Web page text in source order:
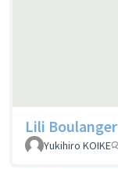
Lili Boulanger
Yukihiro KOIKE